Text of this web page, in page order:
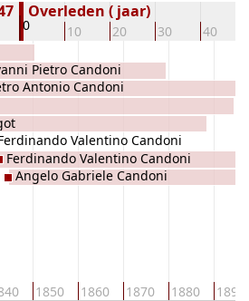
0 10 20 30 40
Overleden ( jaar)
1850 1860 1870 1880 1890
Pietro Candoni
Antonio Candoni
Valentino Candoni
Ferdinando Valentino Candoni
Angelo Gabriele Candoni